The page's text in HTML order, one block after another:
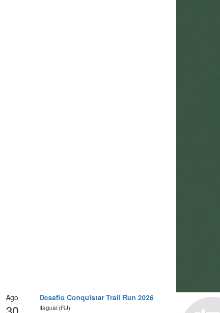
Ago Desafio Conquistar Trail Run 2026
Itaguaí (RJ)